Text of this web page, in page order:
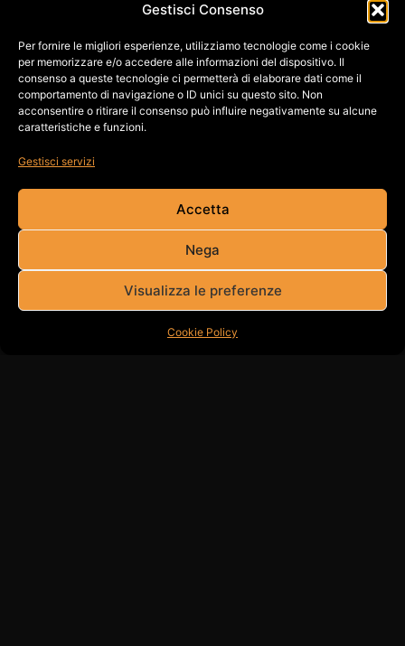
Gestisci Consenso
Per fornire le migliori esperienze, utilizziamo tecnologie come i cookie
per memorizzare e/o accedere alle informazioni del dispositivo. Il
consenso a queste tecnologie ci permetterà di elaborare dati come il
comportamento di navigazione o ID unici su questo sito. Non
acconsentire o ritirare il consenso può influire negativamente su alcune
caratteristiche e funzioni.
Gestisci servizi
Accetta
Nega
Visualizza le preferenze
Cookie Policy